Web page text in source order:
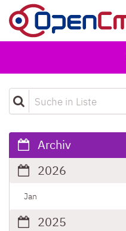
Zum Inhalt springen
Suche in Liste
Archiv
2026
Jan
2025